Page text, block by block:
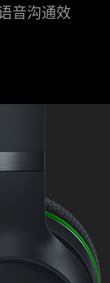
音沟通效